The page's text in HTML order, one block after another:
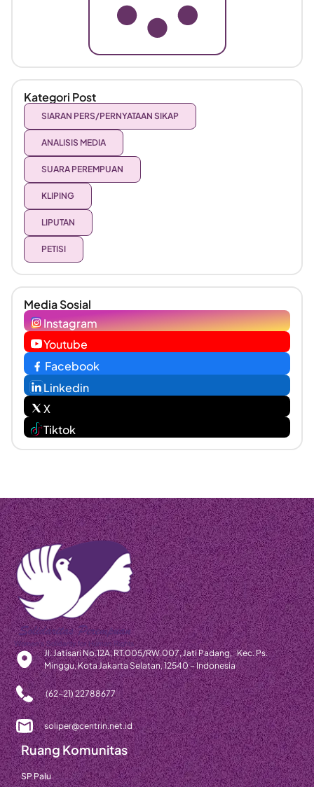
Kategori Post
SIARAN PERS/PERNYATAAN SIKAP
ANALISIS MEDIA
SUARA PEREMPUAN
KLIPING
LIPUTAN
PETISI
Media Sosial
Instagram
Youtube
Facebook
Linkedin
X
Tiktok
Jl. Jatisari No.12A, RT.005/RW.007, Jati Padang, Kec. Ps.
Minggu, Kota Jakarta Selatan, 12540 – Indonesia
(62-21) 22788677
soliper@centrin.net.id
Ruang Komunitas
SP Palu